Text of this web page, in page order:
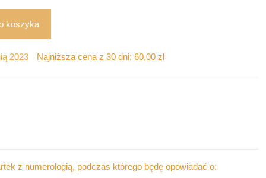
koszyka
2023 Najniższa cena z 30 dni: 60,00 zł
z numerologią, podczas którego będę opowiadać o: